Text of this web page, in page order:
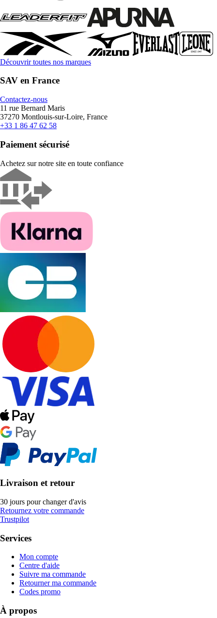
Découvrir toutes nos marques
SAV en France
Contactez-nous
11 rue Bernard Maris
37270 Montlouis-sur-Loire, France
+33 1 86 47 62 58
Paiement sécurisé
Achetez sur notre site en toute confiance
Livraison et retour
30 jours pour changer d'avis
Retournez votre commande
Trustpilot
Services
Mon compte
Centre d'aide
Suivre ma commande
Retourner ma commande
Codes promo
À propos